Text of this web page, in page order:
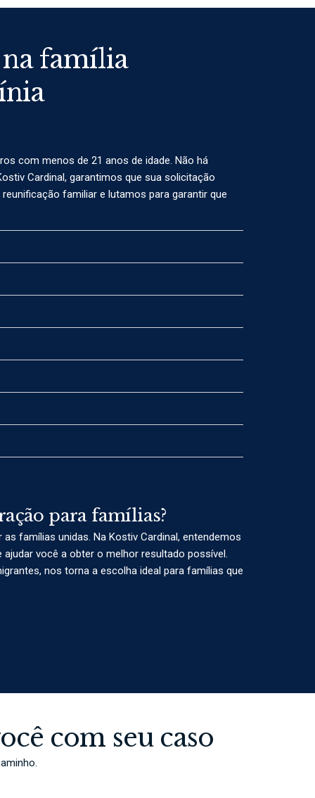
família
com menos de 21 anos de idade. Não há
Cardinal, garantimos que sua solicitação
familiar e lutamos para garantir que
para famílias?
famílias unidas. Na Kostiv Cardinal, entendemos
você a obter o melhor resultado possível.
nos torna a escolha ideal para famílias que
com seu caso